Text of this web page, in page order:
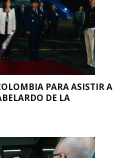
PARA ASISTIR A
DE LA